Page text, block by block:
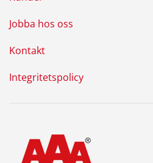
Jobba hos oss
Kontakt
Integritetspolicy